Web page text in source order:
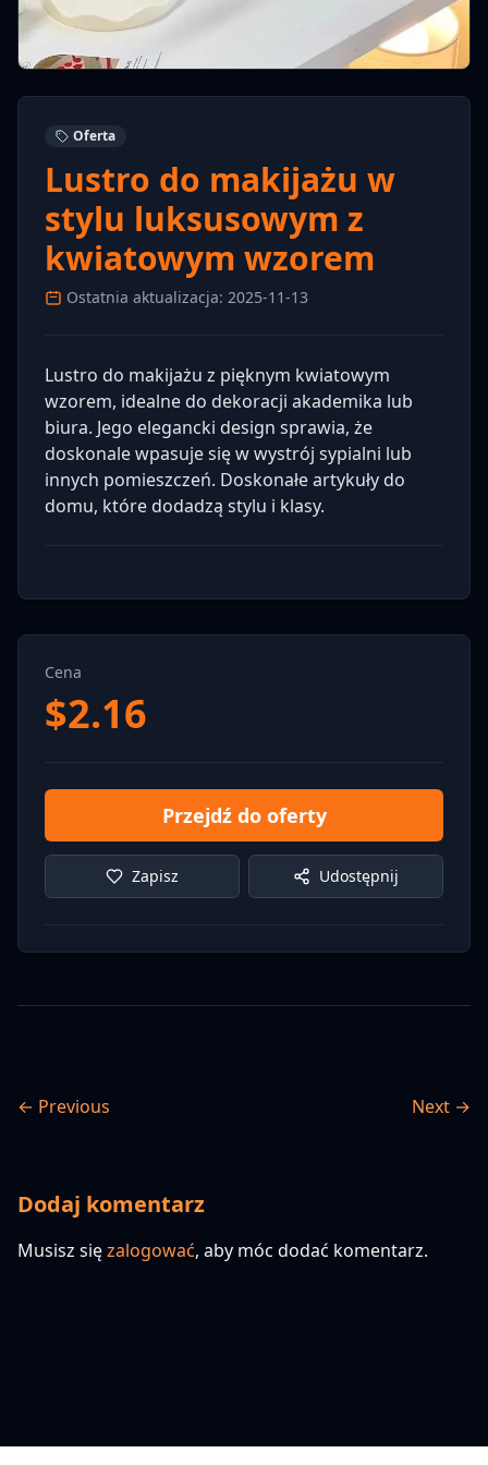
Oferta
Lustro do makijażu w
stylu luksusowym z
kwiatowym wzorem
Ostatnia aktualizacja: 2025-11-13
Lustro do makijażu z pięknym kwiatowym
wzorem, idealne do dekoracji akademika lub
biura. Jego elegancki design sprawia, że
doskonale wpasuje się w wystrój sypialni lub
innych pomieszczeń. Doskonałe artykuły do
domu, które dodadzą stylu i klasy.
Cena
$2.16
Przejdź do oferty
Zapisz Udostępnij
← Previous Next →
Dodaj komentarz
Musisz sięzalogować, aby móc dodać komentarz.